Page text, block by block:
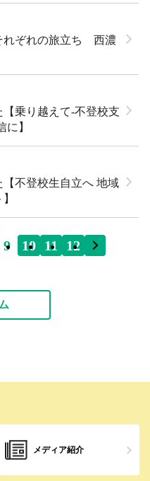
れぞれの旅立ち 西濃
乗り越えて-不登校支
】
不登校生自立へ 地域
9 10 11 12
メディア紹介